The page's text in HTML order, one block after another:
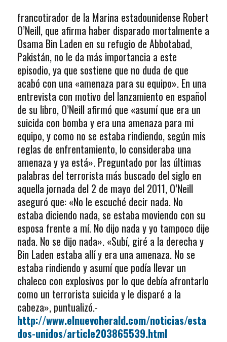
francotirador de la Marina estadounidense Robert
O’Neill, que afirma haber disparado mortalmente a
Osama Bin Laden en su refugio de Abbotabad,
Pakistán, no le da más importancia a este
episodio, ya que sostiene que no duda de que
acabó con una «amenaza para su equipo». En una
entrevista con motivo del lanzamiento en español
de su libro, O’Neill afirmó que «asumí que era un
suicida con bomba y era una amenaza para mi
equipo, y como no se estaba rindiendo, según mis
reglas de enfrentamiento, lo consideraba una
amenaza y ya está». Preguntado por las últimas
palabras del terrorista más buscado del siglo en
aquella jornada del 2 de mayo del 2011, O’Neill
aseguró que: «No le escuché decir nada. No
estaba diciendo nada, se estaba moviendo con su
esposa frente a mí. No dijo nada y yo tampoco dije
nada. No se dijo nada». «Subí, giré a la derecha y
Bin Laden estaba allí y era una amenaza. No se
estaba rindiendo y asumí que podía llevar un
chaleco con explosivos por lo que debía afrontarlo
como un terrorista suicida y le disparé a la
cabeza», puntualizó.-
http://www.elnuevoherald.com/noticias/esta
dos-unidos/article203865539.html